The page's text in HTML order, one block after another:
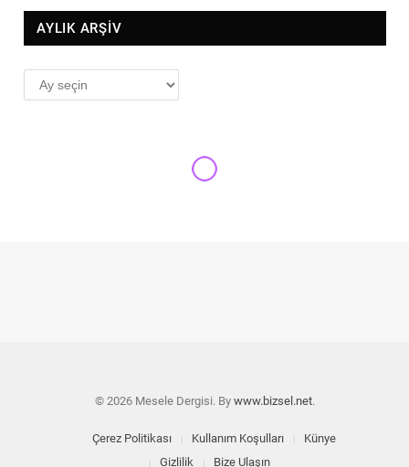
AYLIK ARŞİV
AYLIK
ARŞİV
© 2026 Mesele Dergisi. By www.bizsel.net.
Çerez Politikası Kullanım Koşulları
Künye
Gizlilik
Bize Ulaşın